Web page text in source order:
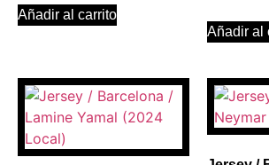
Añadir al carrito
Añadir al